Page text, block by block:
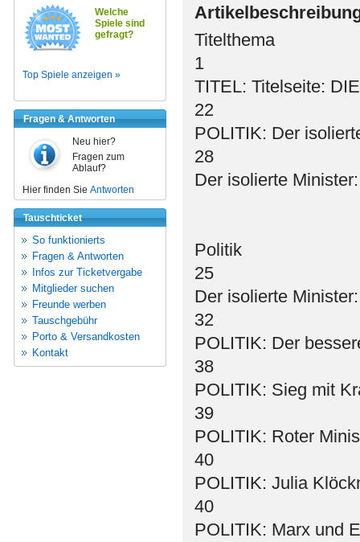
Welche
Spiele sind
gefragt?
Top Spiele anzeigen »
Fragen & Antworten
Neu hier?
Fragen zum
Ablauf?
Hier finden Sie Antworten
Tauschticket
So funktionierts
Fragen & Antworten
Infos zur Ticketvergabe
Mitglieder suchen
Freunde werben
Tauschgebühr
Porto & Versandkosten
Kontakt
Titelthema
1
TITEL: Titelseite:
22
POLITIK: Der
28
Der isolierte
Politik
25
Der isolierte
32
POLITIK: Der
38
POLITIK: Sieg mit
39
POLITIK: Roter
40
POLITIK: Julia
40
POLITIK: Marx und